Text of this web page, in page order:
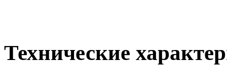
Технические